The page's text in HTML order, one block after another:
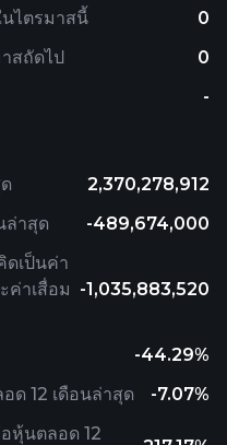
ไตรมาสนี้
0
สถัดไป
0
-
2,370,278,912
ล่าสุด
-489,674,000
ดเป็นค่า
ค่าเสื่อม -1,035,883,520
-44.29%
ด 12 เดือนล่าสุด
-7.07%
หุ้นตลอด 12